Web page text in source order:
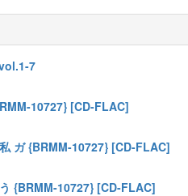
7
10727} [CD-FLAC]
ガ {BRMM-10727} [CD-FLAC]
{BRMM-10727} [CD-FLAC]